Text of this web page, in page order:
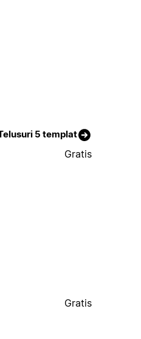
5 templat
Gratis
Gratis